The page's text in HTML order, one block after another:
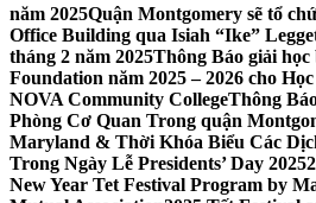
năm 2025Quận Montgomery sẽ tổ
Office Building qua Isiah “Ike”
tháng 2 năm 2025Thông Báo giải
Foundation năm 2025 – 2026 cho
NOVA Community CollegeThông
Phòng Cơ Quan Trong quận
Maryland & Thời Khóa Biểu Các
Trong Ngày Lễ Presidents’ Day 2025
New Year Tet Festival Program by